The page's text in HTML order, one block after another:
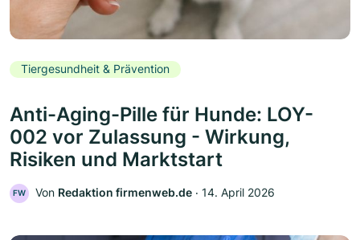
Tiergesundheit & Prävention
Anti-Aging-Pille für Hunde: LOY-
002 vor Zulassung - Wirkung,
Risiken und Marktstart
FW Von Redaktion firmenweb.de ‧ 14. April 2026